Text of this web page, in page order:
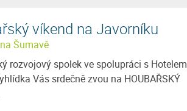
víkend na Javorníku
Šumavě
rozvojový spolek ve spolupráci s Hotelem
Vás srdečně zvou na HOUBAŘSKÝ